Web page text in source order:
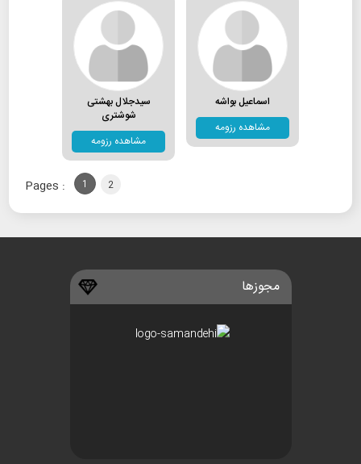
اسماعیل بواشه
مشاهده رزومه
سیدجلال بهشتی
شوشتری
مشاهده رزومه
Pages : 1 2
مجوزها